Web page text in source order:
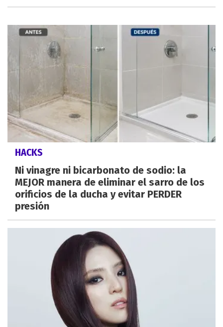
HACKS
Ni vinagre ni bicarbonato de sodio: la
MEJOR manera de eliminar el sarro de los
orificios de la ducha y evitar PERDER
presión